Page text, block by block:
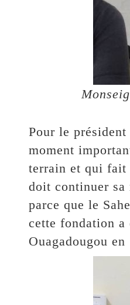
Pour le
moment
terrain et qui fait
doit continuer sa
parce que le
cette fondation a
Ouagadougou